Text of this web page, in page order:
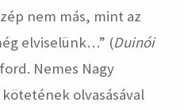
nem más, mint az
elviselünk…” (Duinói
ford. Nemes Nagy
olvasásával